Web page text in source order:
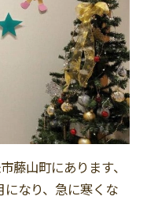
藤山町にあります、
なり、急に寒くな